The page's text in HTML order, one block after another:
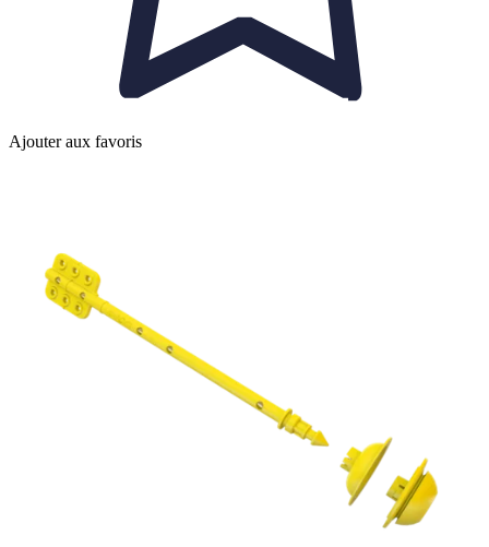
Ajouter aux favoris